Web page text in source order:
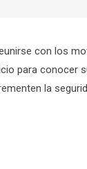
con los
para conocer
la